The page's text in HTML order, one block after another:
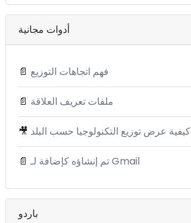
أدوات مجانية
📄 فهم اتجاهات التوزيع
📄 ملفات تعريف العلاقة
🎥 كيفية عرض توزيع التكنولوجيا حسب البلد
📄 تم إنشاؤه كإضافة لـ Gmail
باردو